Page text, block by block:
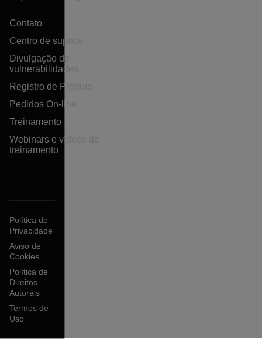
Contato
Centro de suporte
Divulgação de
vulnerabilidades
Registro de Produto
Pedidos On-line
Treinamento
Webinars e vídeos de
treinamento
Política de
Privacidade
Aviso de
Cookies
Política de
Direitos
Autorais
Termos de
Uso